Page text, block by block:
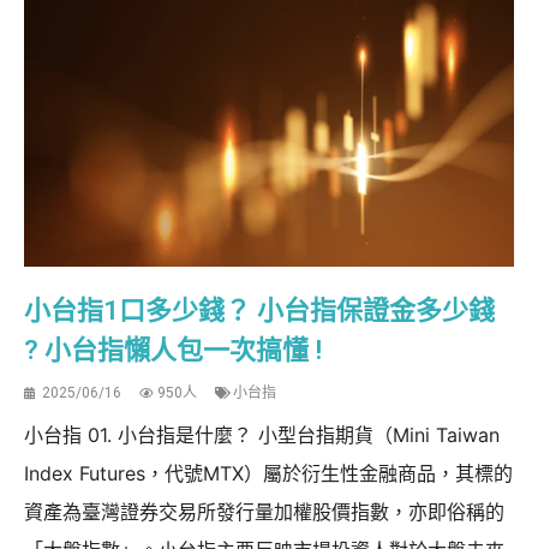
小台指1口多少錢？ 小台指保證金多少錢
? 小台指懶人包一次搞懂 !
2025/06/16 950人 小台指
小台指 01. 小台指是什麼？ 小型台指期貨（Mini Taiwan
Index Futures，代號MTX）屬於衍生性金融商品，其標的
資產為臺灣證券交易所發行量加權股價指數，亦即俗稱的